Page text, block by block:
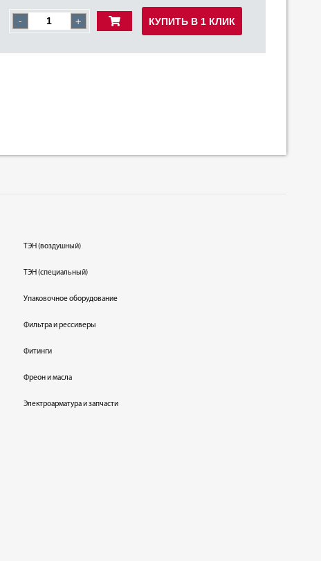
- + КУПИТЬ В 1 КЛИК
ТЭН (воздушный)
ТЭН (специальный)
Упаковочное оборудование
Фильтра и рессиверы
Фитинги
Фреон и масла
Электроарматура и запчасти